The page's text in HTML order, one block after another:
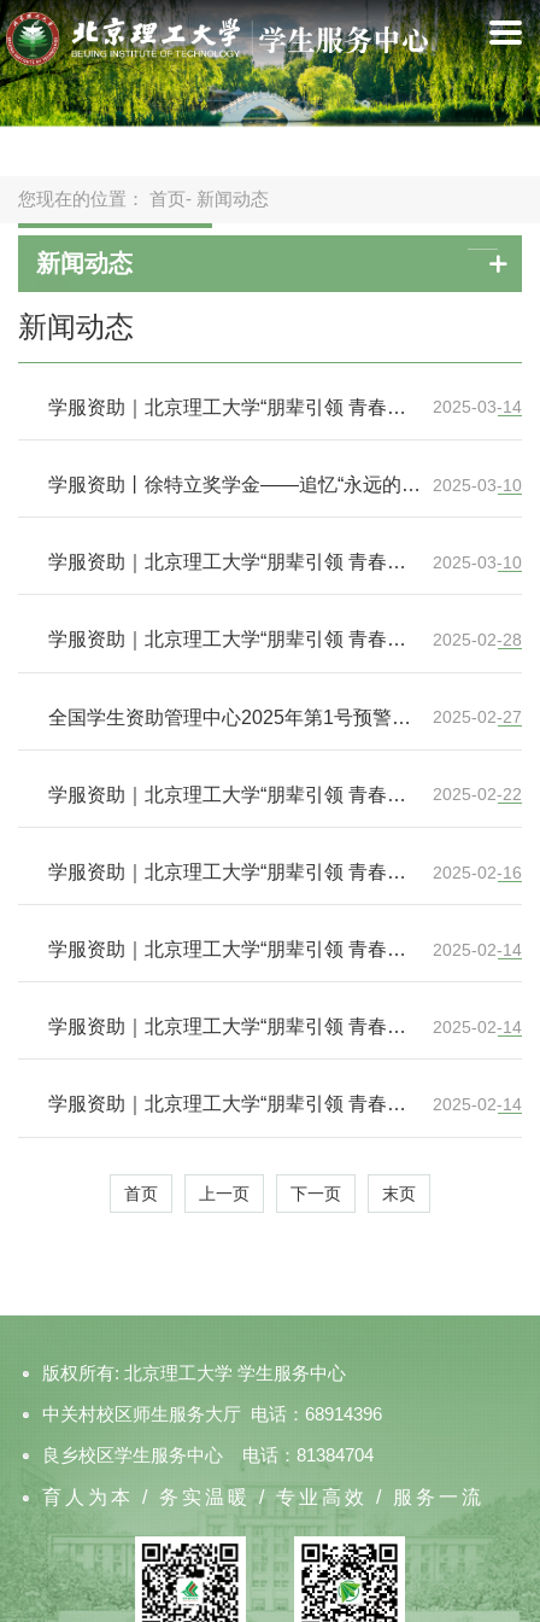
您现在的位置： 首页- 新闻动态
新闻动态
新闻动态
学服资助｜北京理工大学“朋辈引领 青春同
2025-03-14
学服资助丨徐特立奖学金——追忆“永远的先
2025-03-10
学服资助｜北京理工大学“朋辈引领 青春同
2025-03-10
学服资助｜北京理工大学“朋辈引领 青春同
2025-02-28
全国学生资助管理中心2025年第1号预警：
2025-02-27
学服资助｜北京理工大学“朋辈引领 青春同
2025-02-22
学服资助｜北京理工大学“朋辈引领 青春同
2025-02-16
学服资助｜北京理工大学“朋辈引领 青春同
2025-02-14
学服资助｜北京理工大学“朋辈引领 青春同
2025-02-14
学服资助｜北京理工大学“朋辈引领 青春同
2025-02-14
首页 上一页 下一页 末页
版权所有: 北京理工大学 学生服务中心
中关村校区师生服务大厅 电话：68914396
良乡校区学生服务中心 电话：81384704
育人为本 / 务实温暖 / 专业高效 / 服务一流